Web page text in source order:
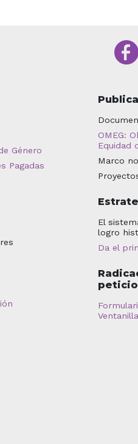
Género
Pagadas
OMEG:
Equidad
Marco
El
logro
Da el